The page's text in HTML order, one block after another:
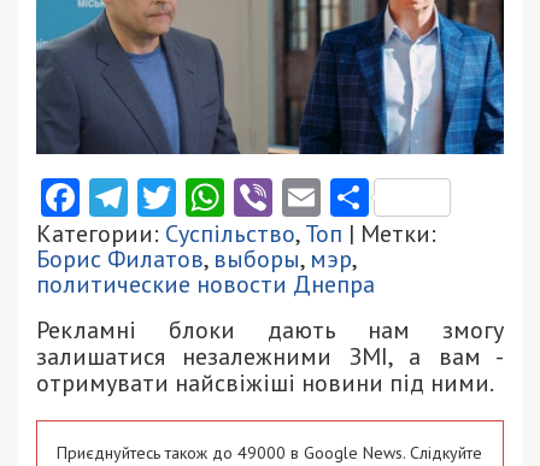
Facebook
Telegram
Twitter
WhatsApp
ViberEmail
Категории: Суспільство,Топ | Метки:
Борис Филатов, выборы, мэр,
политические новости Днепра
Рекламні блоки дають нам змогу
залишатися незалежними ЗМІ, а вам -
отримувати найсвіжіші новини під ними.
Приєднуйтесь також до 49000 в Google News. Слідкуйте